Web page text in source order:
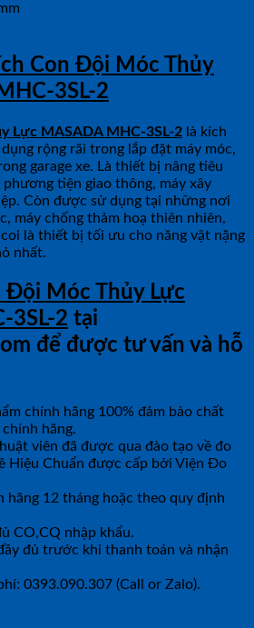
Con Đội Móc Thủy
3SL-2
Lực MASADA MHC-3SL-2 là kích
rộng rãi trong lắp đặt máy móc,
garage xe. Là thiết bị nâng tiêu
tiện giao thông, máy xây
Còn được sử dụng tại những nơi
máy chống thảm hoạ thiên nhiên,
là thiết bị tối ưu cho năng vật nặng
nhất.
Đội Móc Thủy Lực
3SL-2 tại
để được tư vấn và hỗ
chính hãng 100% đảm bảo chất
hãng.
viên đã được qua đào tạo về đo
Hiệu Chuẩn được cấp bởi Viện Đo
hãng 12 tháng hoặc theo quy định
CO,CQ nhập khẩu.
đủ trước khi thanh toán và nhận
0393.090.307 (Call or Zalo).